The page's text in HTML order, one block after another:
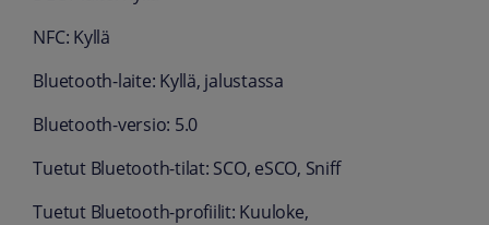
NFC: Kyllä
Bluetooth-laite: Kyllä, jalustassa
Bluetooth-versio: 5.0
Tuetut Bluetooth-tilat: SCO, eSCO, Sniff
Tuetut Bluetooth-profiilit: Kuuloke,